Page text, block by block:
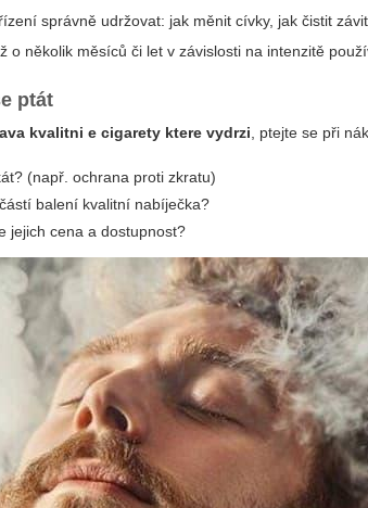
správně udržovat: jak měnit cívky, jak čistit
několik měsíců či let v závislosti na intenzitě
ptát
kvalitni e cigarety ktere vydrzi , ptejte se při
(např. ochrana proti zkratu)
balení kvalitní nabíječka?
jejich cena a dostupnost?